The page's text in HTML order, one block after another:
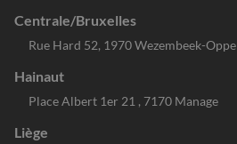
Centrale/Bruxelles
Rue Hard 52, 1970 Wezembeek-
Hainaut
Place Albert 1er 21 , 7170 Manage
Liège